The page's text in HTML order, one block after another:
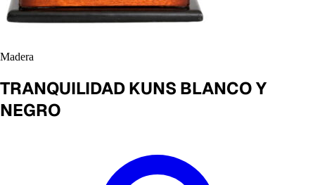
Madera
TRANQUILIDAD KUNS BLANCO Y
NEGRO